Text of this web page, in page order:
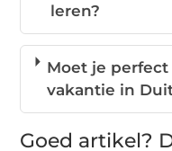
leren?
Moet je
vakantie in
Goed artikel?